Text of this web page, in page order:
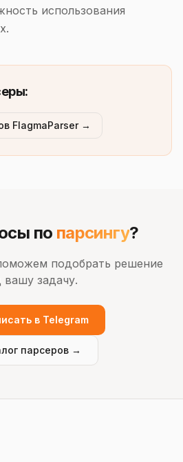
использования
FlagmaParser →
по парсингу?
подобрать решение
вашу задачу.
в Telegram
парсеров →